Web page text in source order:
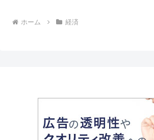
ホーム 経済